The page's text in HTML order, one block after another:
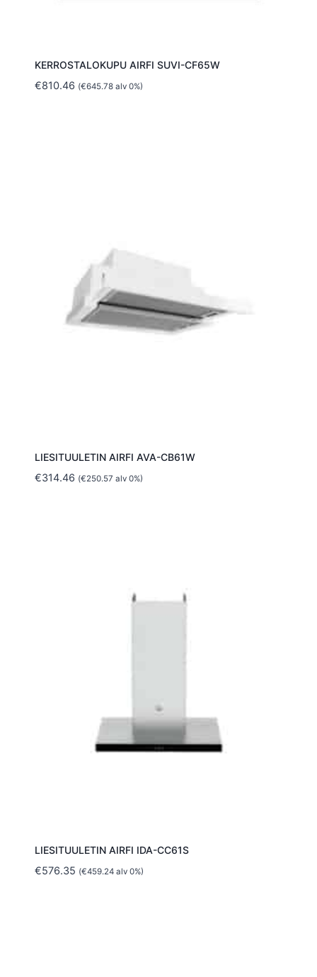
KERROSTALOKUPU AIRFI SUVI-CF65W
€810.46 (€645.78alv 0%)
LIESITUULETIN AIRFI AVA-CB61W
€314.46 (€250.57 alv 0%)
LIESITUULETIN AIRFI IDA-CC61S
€576.35 (€459.24alv 0%)